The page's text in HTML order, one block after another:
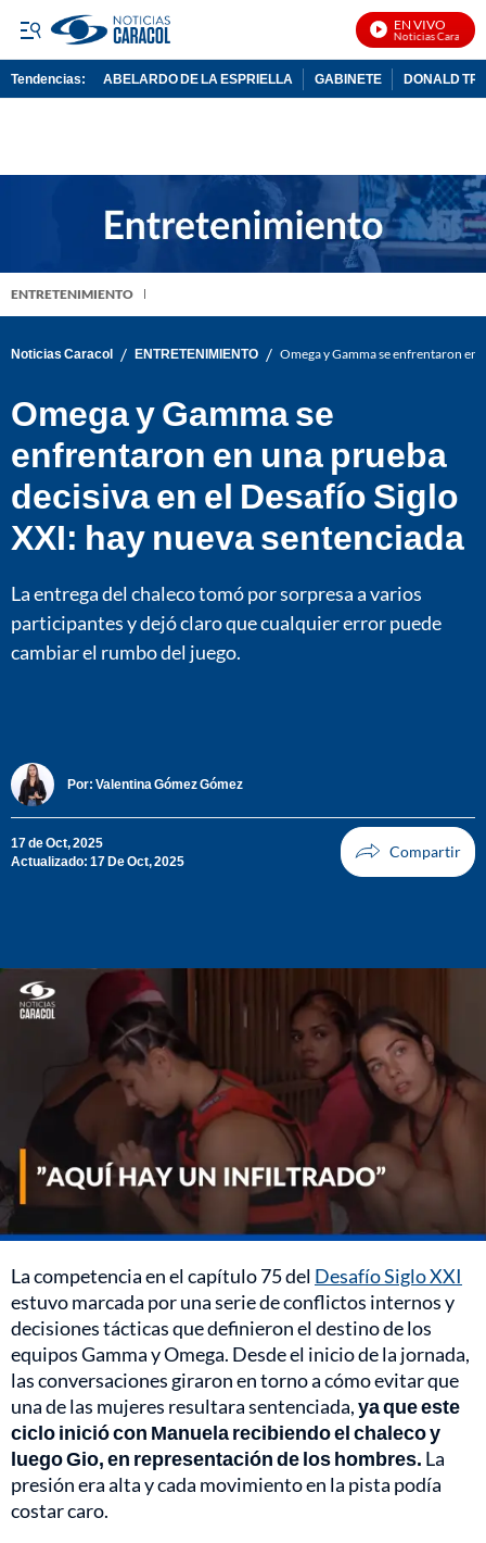
EN VIVO
Noticias Caracol En
Tendencias: ABELARDO DE LA ESPRIELLA GABINETE DONALD
ENTRETENIMIENTO
Noticias Caracol / ENTRETENIMIENTO / Omega y Gamma se enfrentaron en
Omega y Gamma se
enfrentaron en una prueba
decisiva en el Desafío Siglo
XXI: hay nueva sentenciada
La entrega del chaleco tomó por sorpresa a varios
participantes y dejó claro que cualquier error puede
cambiar el rumbo del juego.
Por: Valentina Gómez Gómez
17 de Oct, 2025
Actualizado: 17 De Oct, 2025
La competencia en el capítulo 75 del Desafío Siglo XXI
estuvo marcada por una serie de conflictos internos y
decisiones tácticas que definieron el destino de los
equipos Gamma y Omega. Desde el inicio de la jornada,
las conversaciones giraron en torno a cómo evitar que
una de las mujeres resultara sentenciada,ya que este
ciclo inició con Manuela recibiendo el chaleco y
luego Gio, en representación de los hombres. La
presión era alta y cada movimiento en la pista podía
costar caro.